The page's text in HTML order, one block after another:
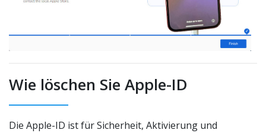
Wie löschen Sie Apple-ID
Die Apple-ID ist für Sicherheit, Aktivierung und